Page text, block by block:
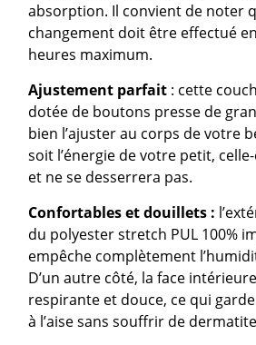
absorption. Il convient de noter
changement doit être effectué
heures maximum.
Ajustement parfait : cette
dotée de boutons presse de
bien l’ajuster au corps de votre
soit l’énergie de votre petit,
et ne se desserrera pas.
Confortables et douillets :
du polyester stretch PUL 100%
empêche complètement
D’un autre côté, la face
respirante et douce, ce qui
à l’aise sans souffrir de